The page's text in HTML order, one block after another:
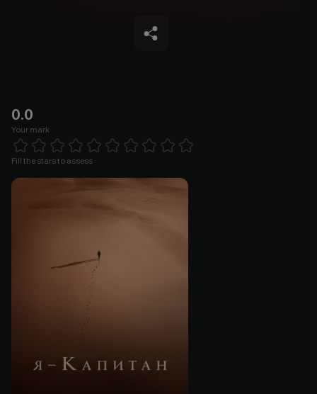
0.0
Your mark
1 Star 2 Stars 3 Stars
Fill the stars to assess